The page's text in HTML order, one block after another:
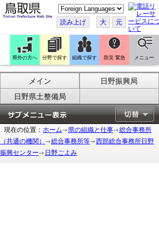
こ
の
ペ
ー
ジ
翻
訳
す
る
読み上げ 大 元
県外の方へ 分野で探す 組織で探す 防災 緊急 メニュー
メイン
日野振興局
日野県土整備局
現在の位置： ホーム 県の組織と仕事
総合事務所
（共通の機関）
総合事務所等
西部総合事務所日野
振興センター
日野ごよみ